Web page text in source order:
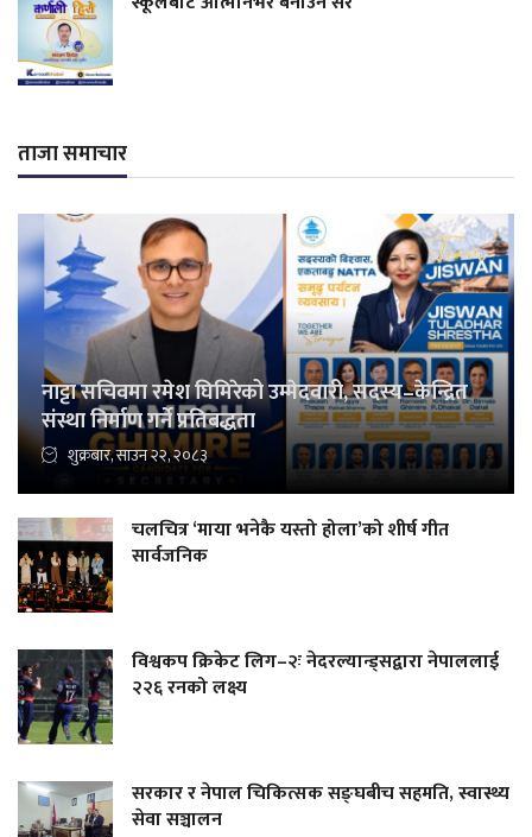
ताजा समाचार
नाट्टा सचिवमा रमेश घिमिरेको उम्मेदवारी, सदस्य–केन्द्रित
संस्था निर्माण गर्ने प्रतिबद्धता
शुक्रबार, साउन २२, २०८३
चलचित्र ‘माया भनेकै यस्तो होला’को शीर्ष गीत
सार्वजनिक
विश्वकप क्रिकेट लिग–२ः नेदरल्यान्ड्सद्वारा नेपाललाई
२२६ रनको लक्ष्य
सरकार र नेपाल चिकित्सक सङ्घबीच सहमति, स्वास्थ्य
सेवा सञ्चालन